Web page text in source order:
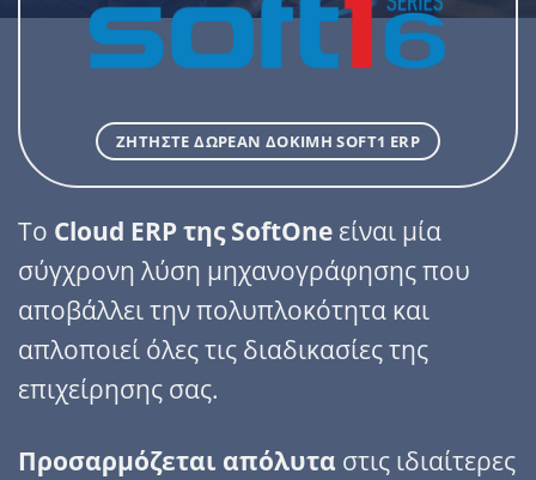
ΖΗΤΗΣΤΕ ΔΩΡΕΑΝ ΔΟΚΙΜΗ SOFT1 ERP
Το Cloud ERP της SoftOne είναι μία
σύγχρονη λύση μηχανογράφησης που
αποβάλλει την πολυπλοκότητα και
απλοποιεί όλες τις διαδικασίες της
επιχείρησης σας.
Προσαρμόζεται απόλυτα στις ιδιαίτερες